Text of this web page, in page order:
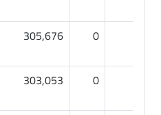
305,676 0
303,053 0